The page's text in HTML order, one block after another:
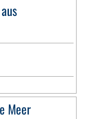
Meer